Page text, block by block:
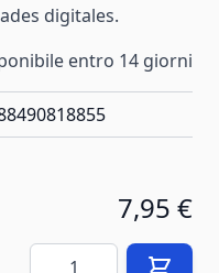
digitales.
entro 14 giorni
7,95 €
Quantità